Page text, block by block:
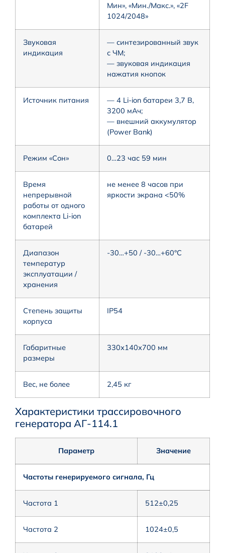
Мин», «Мин./Макс.», «2F
1024/2048»
Звуковая
индикация
— синтезированный звук
с ЧМ;
— звуковая индикация
нажатия кнопок
Источник питания
— 4 Li-ion батареи 3,7 В,
3200 мАч;
— внешний аккумулятор
(Power Bank)
Режим «Сон» 0…23 час 59 мин
Время
непрерывной
работы от одного
комплекта Li-ion
батарей
не менее 8 часов при
яркости экрана <50%
Диапазон
температур
эксплуатации /
хранения
-30…+50 / -30…+60°С
Степень защиты
корпуса
IP54
Габаритные
размеры
330х140х700 мм
Вес, не более 2,45 кг
Характеристики трассировочного
генератора АГ-114.1
Параметр Значение
Частоты генерируемого сигнала, Гц
Частота 1 512±0,25
Частота 2 1024±0,5